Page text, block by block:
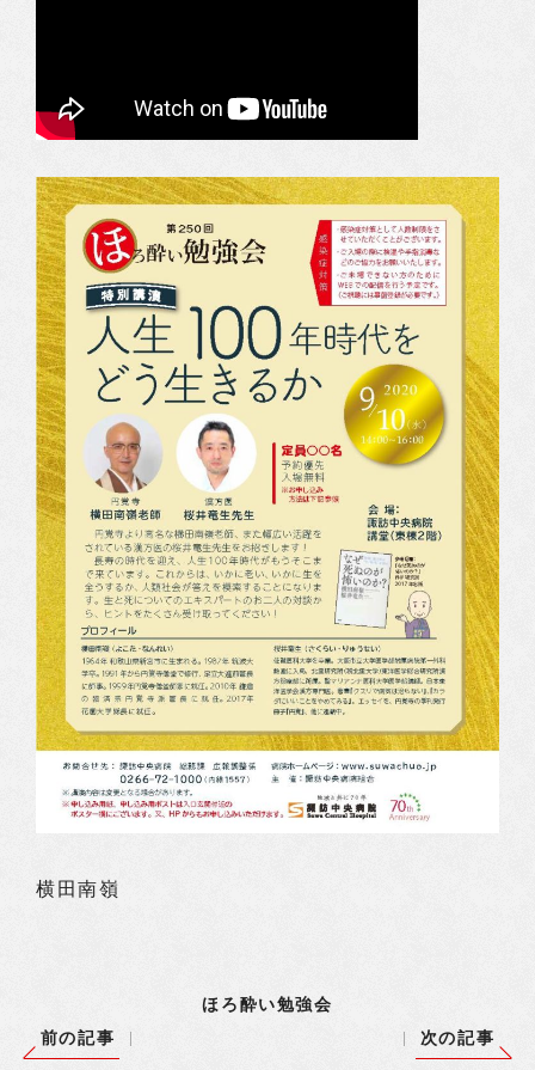
横田南嶺
ほろ酔い勉強会
前の記事
次の記事